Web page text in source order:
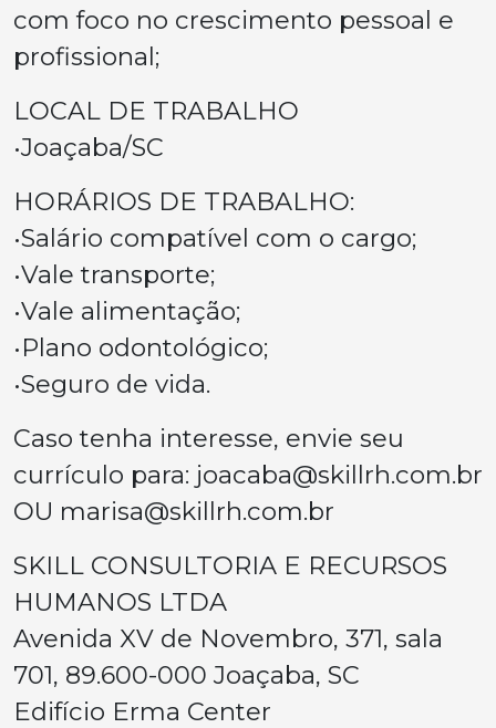
com foco no crescimento pessoal e
profissional;
LOCAL DE TRABALHO
•Joaçaba/SC
HORÁRIOS DE TRABALHO:
•Salário compatível com o cargo;
•Vale transporte;
•Vale alimentação;
•Plano odontológico;
•Seguro de vida.
Caso tenha interesse, envie seu
currículo para: joacaba@skillrh.com.br
OU marisa@skillrh.com.br
SKILL CONSULTORIA E RECURSOS
HUMANOS LTDA
Avenida XV de Novembro, 371, sala
701, 89.600-000 Joaçaba, SC
Edifício Erma Center